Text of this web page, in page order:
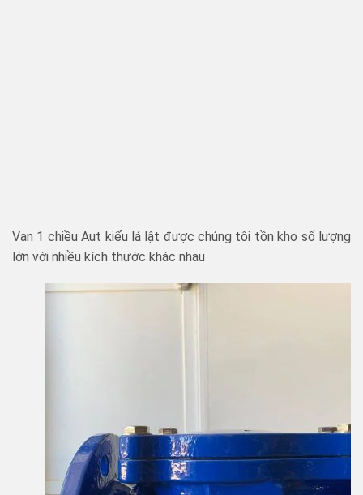
Van 1 chiều Aut kiểu lá lật được chúng tôi tồn kho số lượng
lớn với nhiều kích thước khác nhau